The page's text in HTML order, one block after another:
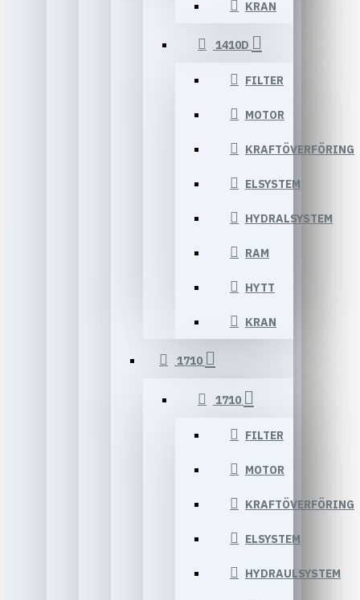
KRAN
1410D
FILTER
MOTOR
KRAFTÖVERFÖRING
ELSYSTEM
HYDRALSYSTEM
RAM
HYTT
KRAN
1710
1710
FILTER
MOTOR
KRAFTÖVERFÖRING
ELSYSTEM
HYDRAULSYSTEM